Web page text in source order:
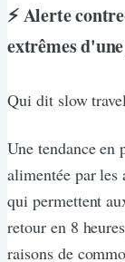
⚡ Alerte
extrêmes
Qui dit slow
Une tendance en
alimentée par les
qui permettent
retour en 8
raisons de